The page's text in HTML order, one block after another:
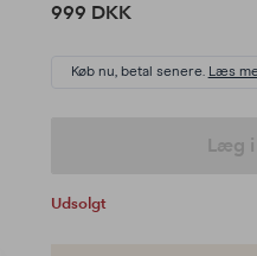
999 DKK
Køb nu, betal senere. Læs
Læg
Udsolgt